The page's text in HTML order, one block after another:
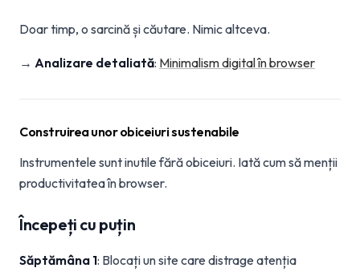
Doar timp, o sarcină și căutare. Nimic altceva.
→ Analizare detaliată: Minimalism digital în browser
Construirea unor obiceiuri sustenabile
Instrumentele sunt inutile fără obiceiuri. Iată cum să menții
productivitatea în browser.
Începeți cu puțin
Săptămâna 1: Blocați un site care distrage atenția